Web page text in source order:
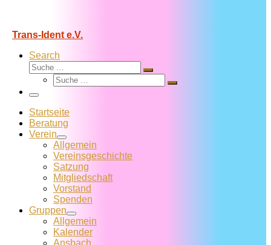
Trans-Ident e.V.
Search
Suche
Suche
Suche
Suche
Menü
Startseite
Beratung
Verein
Allgemein
Vereins­geschichte
Satzung
Mitglied­schaft
Vorstand
Spenden
Gruppen
Allgemein
Kalender
Ansbach